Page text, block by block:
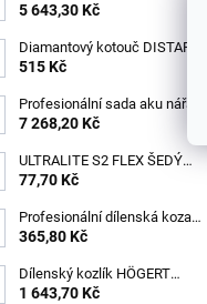
3v1 HÖGERT
5 643,30 Kč
Diamantový kotouč DISTAR
GREEN CUT
Z60
515 Kč
Profesionální sada aku nářadí
3v1 20V HÖGERT
7 268,20 Kč
ULTRALITE S2 FLEX ŠEDÝ
/15kg
77,70 Kč
Profesionální dílenská koza
HÖGERT HT7G550
365,80 Kč
Dílenský kozlík HÖGERT
HT7G551
1 643,70 Kč